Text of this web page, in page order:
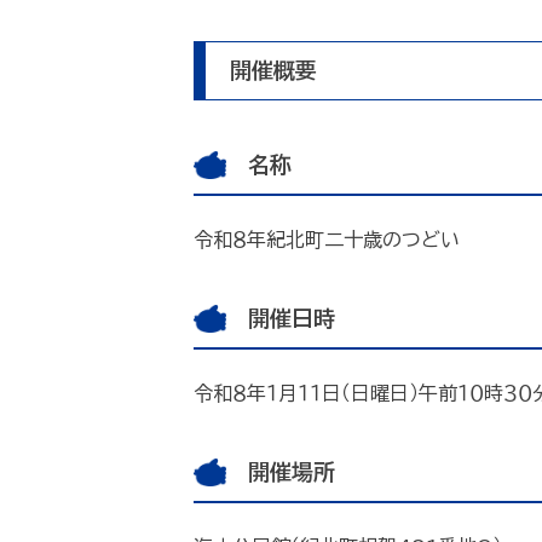
開催概要
名称
令和８年紀北町二十歳のつどい
開催日時
令和８年１月１１日（日曜日）午前１０時３
開催場所